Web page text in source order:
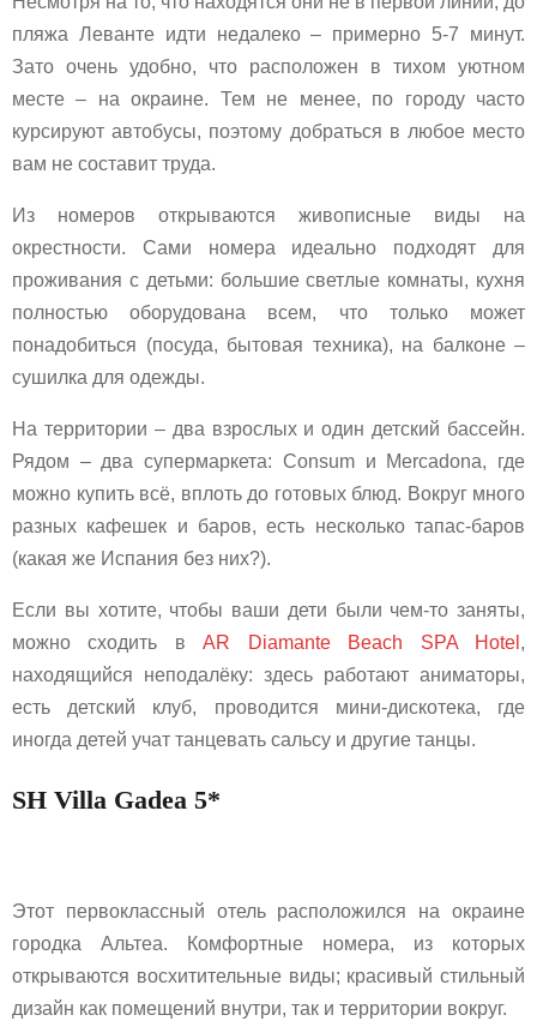
пляжа Леванте идти недалеко – примерно 5-7 минут.
Зато очень удобно, что расположен в тихом уютном
месте – на окраине. Тем не менее, по городу часто
курсируют автобусы, поэтому добраться в любое место
вам не составит труда.
Из номеров открываются живописные виды на
окрестности. Сами номера идеально подходят для
проживания с детьми: большие светлые комнаты, кухня
полностью оборудована всем, что только может
понадобиться (посуда, бытовая техника), на балконе –
сушилка для одежды.
На территории – два взрослых и один детский бассейн.
Рядом – два супермаркета: Consum и Mercadona, где
можно купить всё, вплоть до готовых блюд. Вокруг много
разных кафешек и баров, есть несколько тапас-баров
(какая же Испания без них?).
Если вы хотите, чтобы ваши дети были чем-то заняты,
можно сходить вAR Diamante Beach SPA Hotel ,
находящийся неподалёку: здесь работают аниматоры,
есть детский клуб, проводится мини-дискотека, где
иногда детей учат танцевать сальсу и другие танцы.
SH Villa Gadea 5*
Этот первоклассный отель расположился на окраине
городка Альтеа. Комфортные номера, из которых
открываются восхитительные виды; красивый стильный
дизайн как помещений внутри, так и территории вокруг.